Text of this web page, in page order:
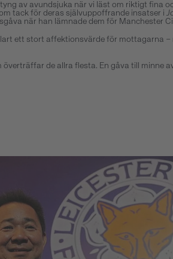
av avundsjuka när vi läst om riktigt fina
tack för deras självuppoffrande insatser i
när han lämnade dem för Manchester
ett stort affektionsvärde för mottagarna
överträffar de allra flesta. En gåva till minne